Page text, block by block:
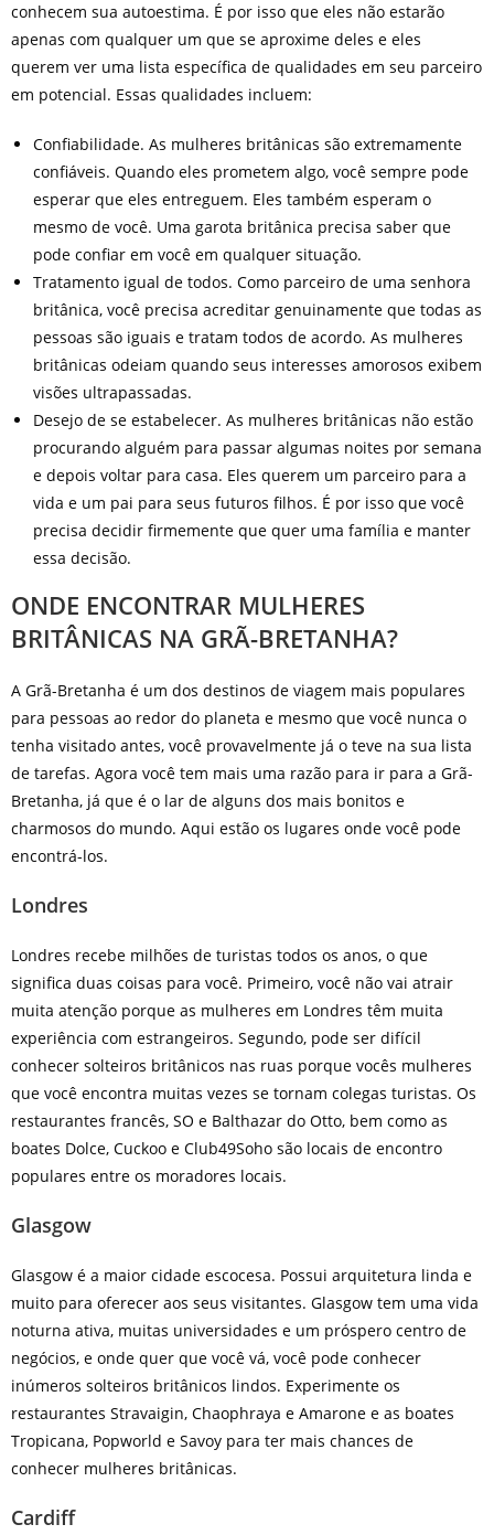
conhecem sua autoestima. É por isso que eles não estarão
apenas com qualquer um que se aproxime deles e eles
querem ver uma lista específica de qualidades em seu parceiro
em potencial. Essas qualidades incluem:
Confiabilidade. As mulheres britânicas são extremamente
confiáveis. Quando eles prometem algo, você sempre pode
esperar que eles entreguem. Eles também esperam o
mesmo de você. Uma garota britânica precisa saber que
pode confiar em você em qualquer situação.
Tratamento igual de todos. Como parceiro de uma senhora
britânica, você precisa acreditar genuinamente que todas as
pessoas são iguais e tratam todos de acordo. As mulheres
britânicas odeiam quando seus interesses amorosos exibem
visões ultrapassadas.
Desejo de se estabelecer. As mulheres britânicas não estão
procurando alguém para passar algumas noites por semana
e depois voltar para casa. Eles querem um parceiro para a
vida e um pai para seus futuros filhos. É por isso que você
precisa decidir firmemente que quer uma família e manter
essa decisão.
ONDE ENCONTRAR MULHERES
BRITÂNICAS NA GRÃ-BRETANHA?
A Grã-Bretanha é um dos destinos de viagem mais populares
para pessoas ao redor do planeta e mesmo que você nunca o
tenha visitado antes, você provavelmente já o teve na sua lista
de tarefas. Agora você tem mais uma razão para ir para a Grã-
Bretanha, já que é o lar de alguns dos mais bonitos e
charmosos do mundo. Aqui estão os lugares onde você pode
encontrá-los.
Londres
Londres recebe milhões de turistas todos os anos, o que
significa duas coisas para você. Primeiro, você não vai atrair
muita atenção porque as mulheres em Londres têm muita
experiência com estrangeiros. Segundo, pode ser difícil
conhecer solteiros britânicos nas ruas porque vocês mulheres
que você encontra muitas vezes se tornam colegas turistas. Os
restaurantes francês, SO e Balthazar do Otto, bem como as
boates Dolce, Cuckoo e Club49Soho são locais de encontro
populares entre os moradores locais.
Glasgow
Glasgow é a maior cidade escocesa. Possui arquitetura linda e
muito para oferecer aos seus visitantes. Glasgow tem uma vida
noturna ativa, muitas universidades e um próspero centro de
negócios, e onde quer que você vá, você pode conhecer
inúmeros solteiros britânicos lindos. Experimente os
restaurantes Stravaigin, Chaophraya e Amarone e as boates
Tropicana, Popworld e Savoy para ter mais chances de
conhecer mulheres britânicas.
Cardiff